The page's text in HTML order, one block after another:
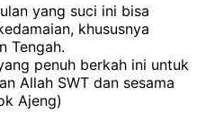
yang suci ini bisa
khususnya
Tengah.
penuh berkah ini untuk
Allah SWT dan sesama
Ajeng)